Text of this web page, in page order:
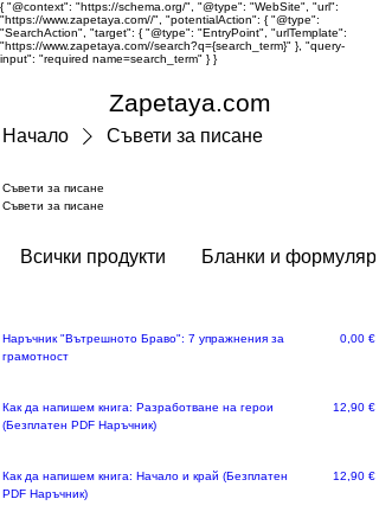
{ "@context": "https://schema.org/", "@type": "WebSite", "url":
"https://www.zapetaya.com//", "potentialAction": { "@type":
"SearchAction", "target": { "@type": "EntryPoint", "urlTemplate":
"https://www.zapetaya.com//search?q={search_term}" }, "query-
input": "required name=search_term" } }
Zapetaya.com
Начало Съвети за писане
Съвети за писане
Съвети за писане
Всички продукти Бланки и
Наръчник "Вътрешното Браво": 7 упражнения за
грамотност
Цена
0,00 €
Как да напишем книга: Разработване на герои
(Безплатен PDF Наръчник)
Цена
12,90 €
Как да напишем книга: Начало и край (Безплатен
PDF Наръчник)
Цена
12,90 €